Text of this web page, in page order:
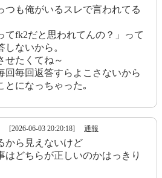
つも俺がいるスレで言われてる
てfk2だと思われてんの？」って
しないから。
せたくてね～
回毎回返答すらよこさないから
とになっちゃった｡
[2026-06-03 20:20:18] 通報
から見えないけど
はどちらが正しいのかはっきり